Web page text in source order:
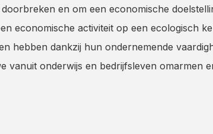
en om een economische
economische activiteit op een ecologisch
hebben dankzij hun ondernemende
vanuit onderwijs en bedrijfsleven omarmen